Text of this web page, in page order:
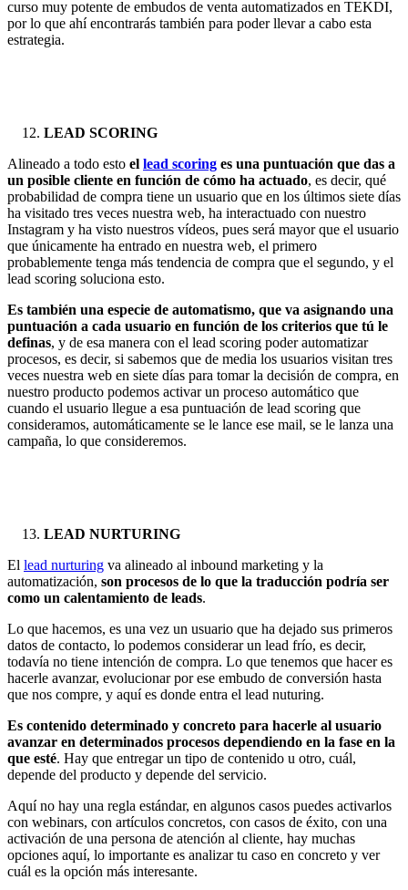
curso muy potente de embudos de venta automatizados en TEKDI,
por lo que ahí encontrarás también para poder llevar a cabo esta
estrategia.
LEAD SCORING
Alineado a todo esto el lead scoring es una puntuación que das a
un posible cliente en función de cómo ha actuado, es decir, qué
probabilidad de compra tiene un usuario que en los últimos siete días
ha visitado tres veces nuestra web, ha interactuado con nuestro
Instagram y ha visto nuestros vídeos, pues será mayor que el usuario
que únicamente ha entrado en nuestra web, el primero
probablemente tenga más tendencia de compra que el segundo, y el
lead scoring soluciona esto.
Es también una especie de automatismo, que va asignando una
puntuación a cada usuario en función de los criterios que tú le
definas, y de esa manera con el lead scoring poder automatizar
procesos, es decir, si sabemos que de media los usuarios visitan tres
veces nuestra web en siete días para tomar la decisión de compra, en
nuestro producto podemos activar un proceso automático que
cuando el usuario llegue a esa puntuación de lead scoring que
consideramos, automáticamente se le lance ese mail, se le lanza una
campaña, lo que consideremos.
LEAD NURTURING
El lead nurturing va alineado al inbound marketing y la
automatización, son procesos de lo que la traducción podría ser
como un calentamiento de leads.
Lo que hacemos, es una vez un usuario que ha dejado sus primeros
datos de contacto, lo podemos considerar un lead frío, es decir,
todavía no tiene intención de compra. Lo que tenemos que hacer es
hacerle avanzar, evolucionar por ese embudo de conversión hasta
que nos compre, y aquí es donde entra el lead nuturing.
Es contenido determinado y concreto para hacerle al usuario
avanzar en determinados procesos dependiendo en la fase en la
que esté. Hay que entregar un tipo de contenido u otro, cuál,
depende del producto y depende del servicio.
Aquí no hay una regla estándar, en algunos casos puedes activarlos
con webinars, con artículos concretos, con casos de éxito, con una
activación de una persona de atención al cliente, hay muchas
opciones aquí, lo importante es analizar tu caso en concreto y ver
cuál es la opción más interesante.